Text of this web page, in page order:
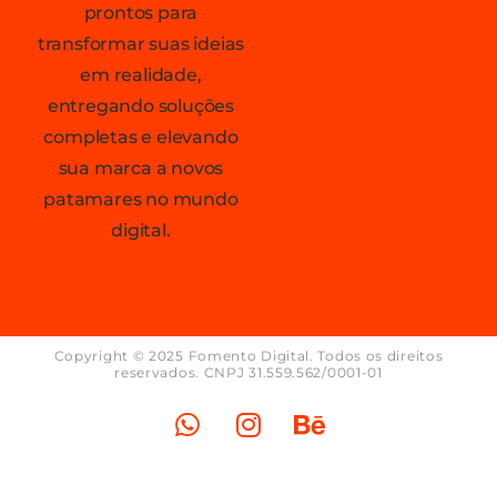
prontos para
transformar suas ideias
em realidade,
entregando soluções
completas e elevando
sua marca a novos
patamares no mundo
digital.
Copyright © 2025 Fomento Digital. Todos os direitos
reservados. CNPJ 31.559.562/0001-01